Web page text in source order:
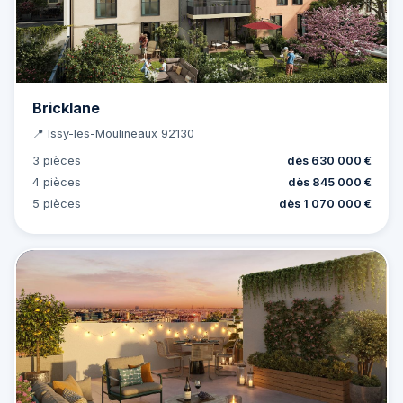
Bricklane
📍 Issy-les-Moulineaux 92130
3 pièces
dès 630 000 €
4 pièces
dès 845 000 €
5 pièces
dès 1 070 000 €